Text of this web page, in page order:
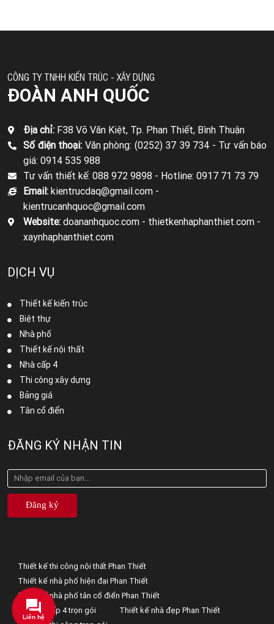
CÔNG TY TNHH KIẾN TRÚC - XÂY DỰNG
ĐOÀN ANH QUỐC
Địa chỉ: F38 Võ Văn Kiệt, Tp. Phan Thiết, Bình Thuận
Số điện thoại: Văn phòng: (0252) 37 39 734 - Tư vấn báo
giá: 0914 535 988
Tư vấn thiết kế: 088 972 9898 - Hotline: 0917 71 73 79
Email: kientrucdaq@gmail.com -
kientrucanhquoc@gmail.com
Website: doananhquoc.com - thietkenhaphanthiet.com -
xaynhaphanthiet.com
DỊCH VỤ
Thiết kế kiến trúc
Biệt thự
Nhà phố
Thiết kế nội thất
Nhà cấp 4
Thi công xây dựng
Bảng giá
Tân cổ điển
ĐĂNG KÝ NHẬN TIN
Đăng ký
Thiết kế thi công nội thất Phan Thiết
Thiết kế nhà phố hiện đại Phan Thiết
Thiết kế nhà phố tân cổ điển Phan Thiết
Xây nhà cấp 4 trọn gói
Thiết kế nhà đẹp Phan Thiết
Liên hệ